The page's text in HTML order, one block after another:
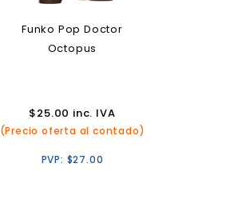
Funko Pop Doctor
Octopus
$25.00 inc. IVA
(Precio oferta al contado)
PVP: $27.00